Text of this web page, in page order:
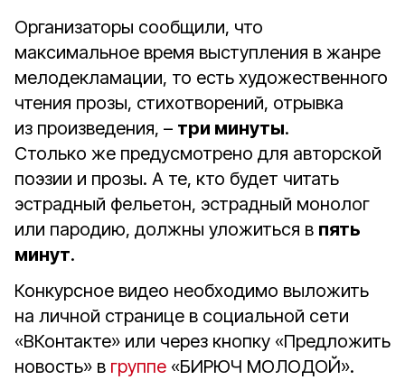
Организаторы сообщили, что
максимальное время выступления в жанре
мелодекламации, то есть художественного
чтения прозы, стихотворений, отрывка
из произведения, – три минуты.
Столько же предусмотрено для авторской
поэзии и прозы. А те, кто будет читать
эстрадный фельетон, эстрадный монолог
или пародию, должны уложиться в пять
минут.
Конкурсное видео необходимо выложить
на личной странице в социальной сети
«ВКонтакте» или через кнопку «Предложить
новость» в группе «БИРЮЧ МОЛОДОЙ».